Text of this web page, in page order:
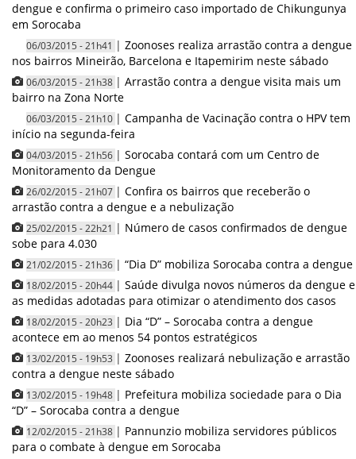
dengue e confirma o primeiro caso importado de Chikungunya
em Sorocaba
06/03/2015 - 21h41 | Zoonoses realiza arrastão contra a dengue
nos bairros Mineirão, Barcelona e Itapemirim neste sábado
06/03/2015 - 21h38 | Arrastão contra a dengue visita mais um
bairro na Zona Norte
06/03/2015 - 21h10 | Campanha de Vacinação contra o HPV tem
início na segunda-feira
04/03/2015 - 21h56 | Sorocaba contará com um Centro de
Monitoramento da Dengue
26/02/2015 - 21h07 | Confira os bairros que receberão o
arrastão contra a dengue e a nebulização
25/02/2015 - 22h21 | Número de casos confirmados de dengue
sobe para 4.030
21/02/2015 - 21h36 | “Dia D” mobiliza Sorocaba contra a dengue
18/02/2015 - 20h44 | Saúde divulga novos números da dengue e
as medidas adotadas para otimizar o atendimento dos casos
18/02/2015 - 20h23 | Dia “D” – Sorocaba contra a dengue
acontece em ao menos 54 pontos estratégicos
13/02/2015 - 19h53 | Zoonoses realizará nebulização e arrastão
contra a dengue neste sábado
13/02/2015 - 19h48 | Prefeitura mobiliza sociedade para o Dia
“D” – Sorocaba contra a dengue
12/02/2015 - 21h38 | Pannunzio mobiliza servidores públicos
para o combate à dengue em Sorocaba